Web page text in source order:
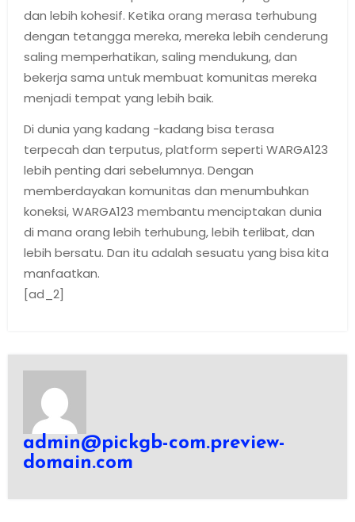
dan lebih kohesif. Ketika orang merasa terhubung
dengan tetangga mereka, mereka lebih cenderung
saling memperhatikan, saling mendukung, dan
bekerja sama untuk membuat komunitas mereka
menjadi tempat yang lebih baik.
Di dunia yang kadang -kadang bisa terasa
terpecah dan terputus, platform seperti WARGA123
lebih penting dari sebelumnya. Dengan
memberdayakan komunitas dan menumbuhkan
koneksi, WARGA123 membantu menciptakan dunia
di mana orang lebih terhubung, lebih terlibat, dan
lebih bersatu. Dan itu adalah sesuatu yang bisa kita
manfaatkan.
[ad_2]
admin@pickgb-com.preview-
domain.com